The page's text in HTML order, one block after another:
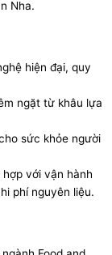
Nha.
hiện đại, quy
ngặt từ khâu lựa
sức khỏe người
với vận hành
phí nguyên liệu.